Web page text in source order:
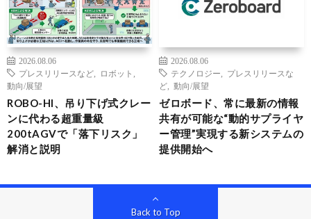
2026.08.06
プレスリリースなど
ロボット
動向/展望
ROBO-HI、吊り下げ式クレー
ンに代わる超重量級
200tAGVで「落下リスク」
解消と説明
2026.08.06
テクノロジー
プレスリリースな
ど
動向/展望
ゼロボード、常に最新の情報
共有が可能な“動的サプライヤ
ー管理”実現する新システムの
提供開始へ
Back to Top